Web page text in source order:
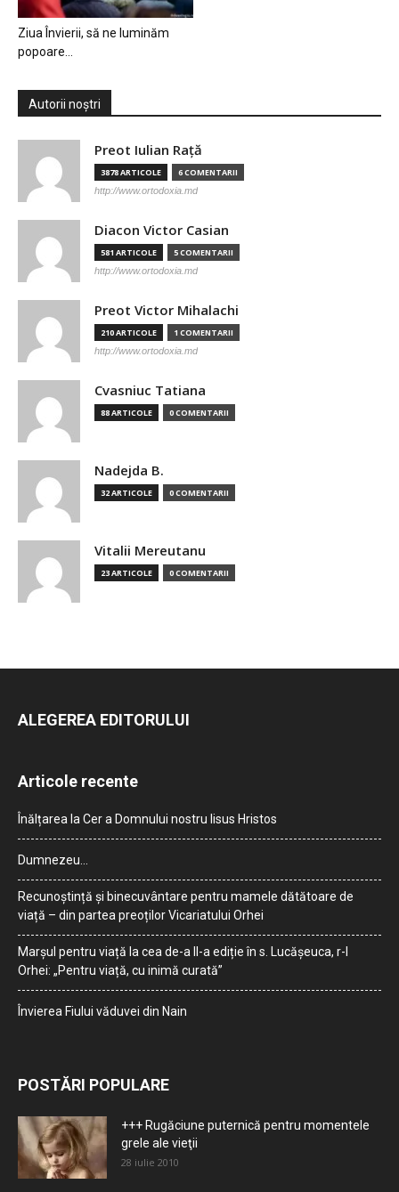
Ziua Învierii, să ne luminăm
popoare…
Autorii noștri
Preot Iulian Raţă
3878 ARTICOLE 6 COMENTARII
http://www.ortodoxia.md
Diacon Victor Casian
581 ARTICOLE 5 COMENTARII
http://www.ortodoxia.md
Preot Victor Mihalachi
210 ARTICOLE 1 COMENTARII
http://www.ortodoxia.md
Cvasniuc Tatiana
88 ARTICOLE 0 COMENTARII
Nadejda B.
32 ARTICOLE 0 COMENTARII
Vitalii Mereutanu
23 ARTICOLE 0 COMENTARII
ALEGEREA EDITORULUI
Articole recente
Înălțarea la Cer a Domnului nostru Iisus Hristos
Dumnezeu…
Recunoștință și binecuvântare pentru mamele dătătoare de
viață – din partea preoților Vicariatului Orhei
Marșul pentru viață la cea de-a II-a ediție în s. Lucășeuca, r-l
Orhei: „Pentru viață, cu inimă curată”
Învierea Fiului văduvei din Nain
POSTĂRI POPULARE
+++ Rugăciune puternică pentru momentele
grele ale vieţii
28 iulie 2010